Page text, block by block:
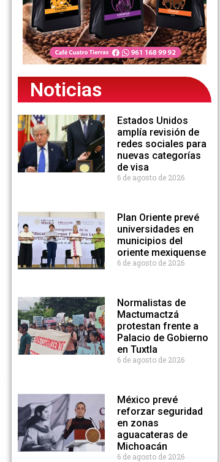
Noticias
Estados Unidos
amplía revisión de
redes sociales para
nuevas categorías
de visa
6 de agosto de 2026
Plan Oriente prevé
universidades en
municipios del
oriente mexiquense
6 de agosto de 2026
Normalistas de
Mactumactzá
protestan frente a
Palacio de Gobierno
en Tuxtla
6 de agosto de 2026
México prevé
reforzar seguridad
en zonas
aguacateras de
Michoacán
6 de agosto de 2026